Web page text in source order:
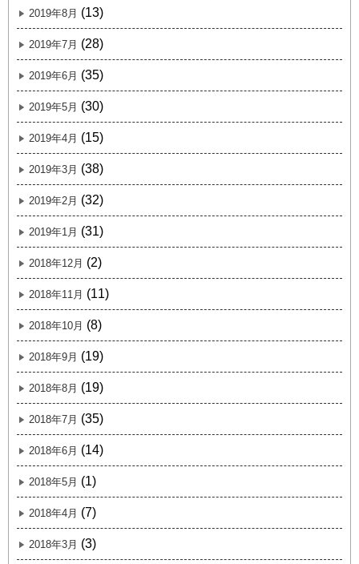
2019年8月 (13)
2019年7月 (28)
2019年6月 (35)
2019年5月 (30)
2019年4月 (15)
2019年3月 (38)
2019年2月 (32)
2019年1月 (31)
2018年12月 (2)
2018年11月 (11)
2018年10月 (8)
2018年9月 (19)
2018年8月 (19)
2018年7月 (35)
2018年6月 (14)
2018年5月 (1)
2018年4月 (7)
2018年3月 (3)